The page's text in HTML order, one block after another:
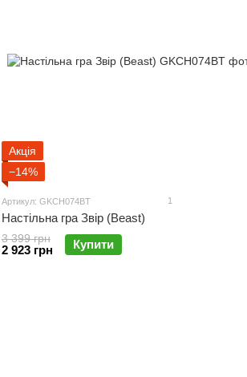
Акція
−14%
Артикул: GKCH074BT 1
Настільна гра Звір (Beast)
3 399 грн
2 923 грн Купити